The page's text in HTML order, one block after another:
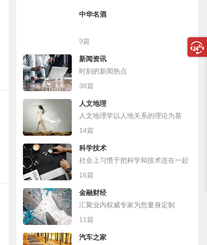
中华名酒
9篇
新闻资讯
时刻的新闻热点
38篇
人文地理
人文地理学以人地关系的理论为基
础，探讨各种人文现象的地理分布
14篇
科学技术
社会上习惯于把科学和技术连在一起
16篇
金融财经
汇聚业内权威专家为您量身定制
11篇
汽车之家